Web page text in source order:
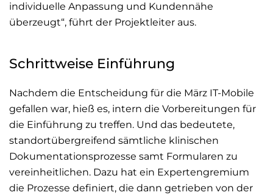
individuelle Anpassung und Kundennähe
überzeugt“, führt der Projektleiter aus.
Schrittweise Einführung
Nachdem die Entscheidung für die März IT-Mobile
gefallen war, hieß es, intern die Vorbereitungen für
die Einführung zu treffen. Und das bedeutete,
standortübergreifend sämtliche klinischen
Dokumentationsprozesse samt Formularen zu
vereinheitlichen. Dazu hat ein Expertengremium
die Prozesse definiert, die dann getrieben von der